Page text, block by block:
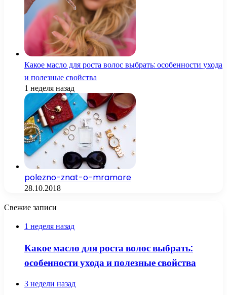
Какое масло для роста волос выбрать: особенности ухода
и полезные свойства
1 неделя назад
polezno-znat-o-mramore
28.10.2018
Свежие записи
1 неделя назад
Какое масло для роста волос выбрать:
особенности ухода и полезные свойства
3 недели назад